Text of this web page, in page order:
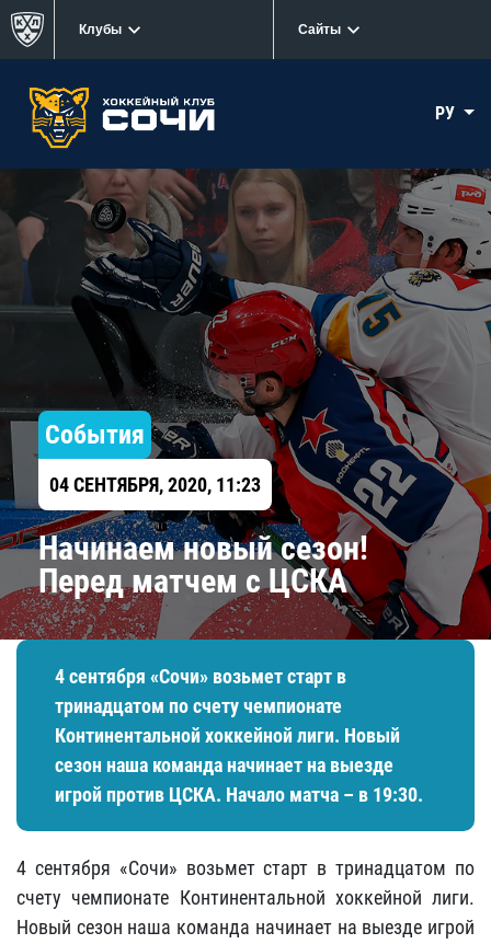
Клубы Сайты
РУ
События
04 СЕНТЯБРЯ, 2020, 11:23
Начинаем новый сезон!
Перед матчем с ЦСКА
4 сентября «Сочи» возьмет старт в
тринадцатом по счету чемпионате
Континентальной хоккейной лиги. Новый
сезон наша команда начинает на выезде
игрой против ЦСКА. Начало матча – в 19:30.
4 сентября «Сочи» возьмет старт в тринадцатом по
счету чемпионате Континентальной хоккейной лиги.
Новый сезон наша команда начинает на выезде игрой